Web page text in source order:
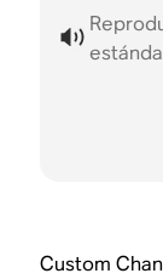
Custom